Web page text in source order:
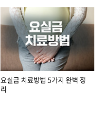
요실금 치료방법 5가지 완벽 정
리